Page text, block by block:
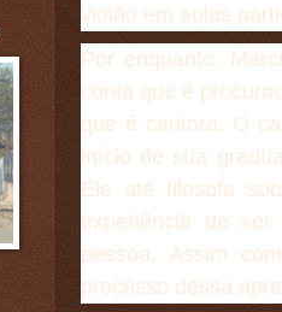
violão em aulas
Por enquanto,
conta que é
que é cantora. O
início de sua
Ele até filosofa
experiência de
pessoa. Assim
processo dessa